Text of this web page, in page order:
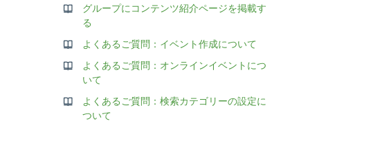
グループにコンテンツ紹介ページを掲載す
る
よくあるご質問：イベント作成について
よくあるご質問：オンラインイベントにつ
いて
よくあるご質問：検索カテゴリーの設定に
ついて